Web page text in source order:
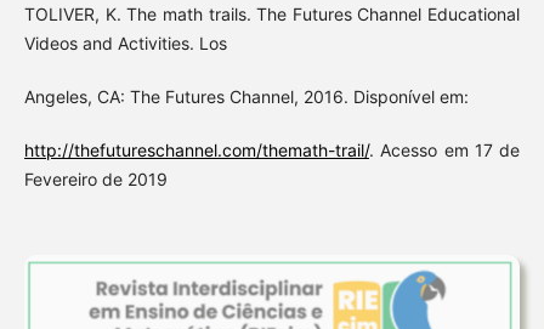
TOLIVER, K. The math trails. The Futures Channel Educational
Videos and Activities. Los
Angeles, CA: The Futures Channel, 2016. Disponível em:
http://thefutureschannel.com/themath-trail/. Acesso em 17 de
Fevereiro de 2019